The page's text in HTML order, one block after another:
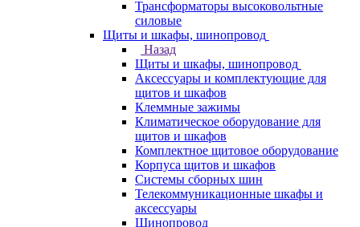
Трансформаторы высоковольтные
силовые
Щиты и шкафы, шинопровод
Назад
Щиты и шкафы, шинопровод
Аксессуары и комплектующие для
щитов и шкафов
Клеммные зажимы
Климатическое оборудование для
щитов и шкафов
Комплектное щитовое оборудование
Корпуса щитов и шкафов
Системы сборных шин
Телекоммуникационные шкафы и
аксессуары
Шинопровод